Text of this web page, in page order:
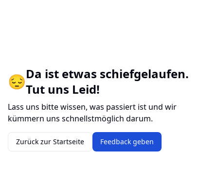
😔Da ist etwas schiefgelaufen.
Tut uns Leid!
Lass uns bitte wissen, was passiert ist und wir
kümmern uns schnellstmöglich darum.
Zurück zur Startseite Feedback geben